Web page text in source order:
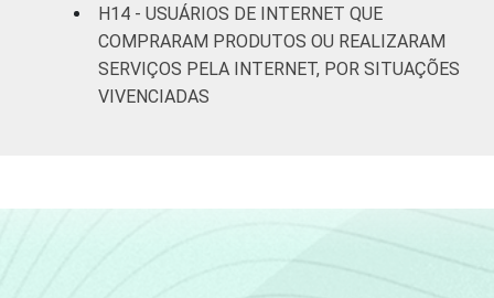
CONDIÇÃO
DE
ATIVIDADE
Na força de trabalho
Fora da força de
47
Sociedade da Informação (Cetic.br),
H14 - USUÁRIOS DE INTERNET QUE
COMPRARAM PRODUTOS OU REALIZARAM
SERVIÇOS PELA INTERNET, POR SITUAÇÕES
VIVENCIADAS